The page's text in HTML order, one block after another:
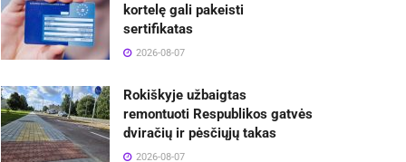
kortelę gali pakeisti
sertifikatas
2026-08-07
Rokiškyje užbaigtas
remontuoti Respublikos gatvės
dviračių ir pėsčiųjų takas
2026-08-07